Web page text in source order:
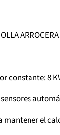
ARROCERA
constante: 8
mantener el